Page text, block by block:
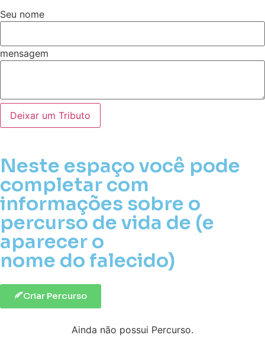
Seu nome
mensagem
Deixar um Tributo
Neste espaço você pode
completar com
informações sobre o
percurso de vida de (e
aparecer o
nome do falecido)
Criar Percurso
Ainda não possui Percurso.